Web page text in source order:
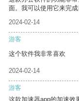
面。我可以使用它来完
2024-02-14
游客
这个软件我非常喜欢
2024-02-14
游客
这款加速器app的加速效